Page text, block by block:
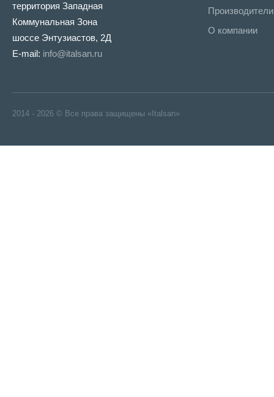
территория Западная
Коммунальная Зона
шоссе Энтузиастов, 2Д
E-mail: info@italsan.ru
Производители
О компании
2014 - 2026 © Все права защищены «Italsan»